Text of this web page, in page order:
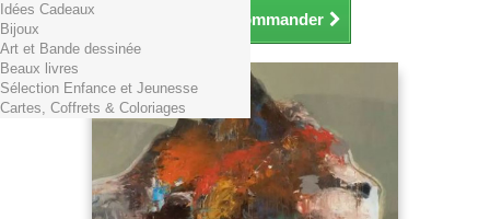
Continuer mes achats Commander
Idées Cadeaux
Bijoux
Art et Bande dessinée
Beaux livres
Sélection Enfance et Jeunesse
Cartes, Coffrets & Coloriages